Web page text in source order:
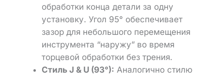
обработки конца детали за одну
установку. Угол 95° обеспечивает
зазор для небольшого перемещения
инструмента “наружу” во время
торцевой обработки без трения.
Стиль J & U (93°): Аналогично стилю